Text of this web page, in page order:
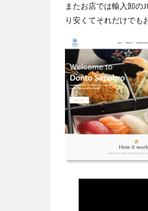
またお店では輸入卸の
り安くてそれだけでも